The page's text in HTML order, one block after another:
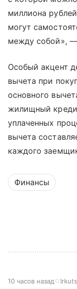
миллиона
могут
между собой»,
Особый акцент
вычета при
основного
жилищный
уплаченных
вычета
каждого
Финансы
10 часов назад